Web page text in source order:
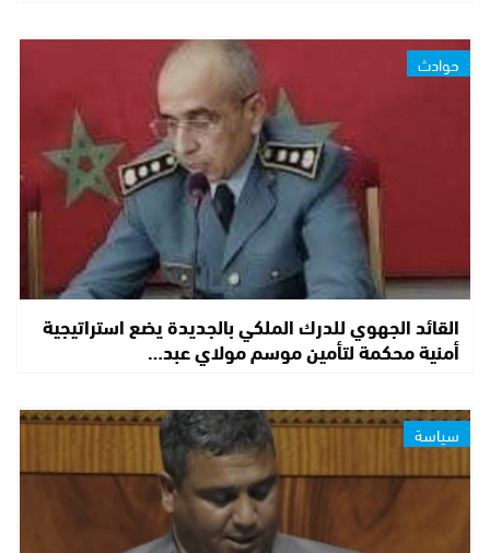
حوادث
القائد الجهوي للدرك الملكي بالجديدة يضع استراتيجية
أمنية محكمة لتأمين موسم مولاي عبد…
سياسة